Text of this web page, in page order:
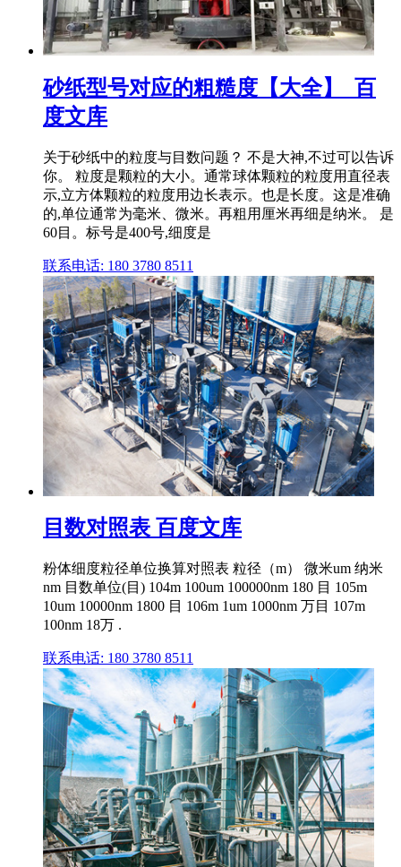
砂纸型号对应的粗糙度【大全】_百
度文库
关于砂纸中的粒度与目数问题？ 不是大神,不过可以告诉
你。 粒度是颗粒的大小。通常球体颗粒的粒度用直径表
示,立方体颗粒的粒度用边长表示。也是长度。这是准确
的,单位通常为毫米、微米。再粗用厘米再细是纳米。 是
60目。标号是400号,细度是
联系电话: 180 3780 8511
目数对照表 百度文库
粉体细度粒径单位换算对照表 粒径（m） 微米um 纳米
nm 目数单位(目) 104m 100um 100000nm 180 目 105m
10um 10000nm 1800 目 106m 1um 1000nm 万目 107m
100nm 18万 .
联系电话: 180 3780 8511